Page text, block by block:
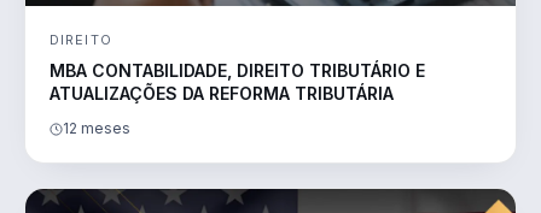
DIREITO
MBA CONTABILIDADE, DIREITO TRIBUTÁRIO E
ATUALIZAÇÕES DA REFORMA TRIBUTÁRIA
12 meses